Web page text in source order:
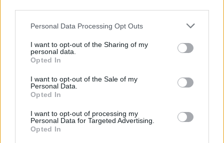
Please note that this website/app uses one or more Google
not limited to your visit or usage behaviour. You may click to
grant or deny consent to Google and its third-party tags to
use your data for below specified purposes in below Google
consent section.
Personal Data Processing Opt Outs
I want to opt-out of the Sharing of my
personal data.
Opted In
I want to opt-out of the Sale of my
Personal Data.
Opted In
I want to opt-out of processing my
Personal Data for Targeted Advertising.
Opted In
Δημοφιλείς Ειδήσεις
Αυτό το επίδομα δίνει 300 ευρώ - Δεν
χρειάζεται αίτηση